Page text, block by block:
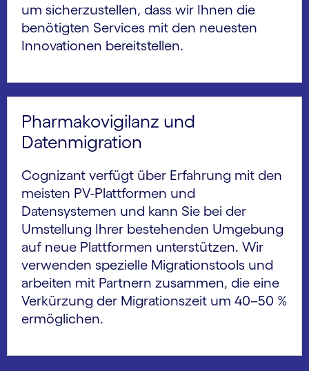
um sicherzustellen, dass wir Ihnen die
benötigten Services mit den neuesten
Innovationen bereitstellen.
Pharmakovigilanz und
Datenmigration
Cognizant verfügt über Erfahrung mit den
meisten PV-Plattformen und
Datensystemen und kann Sie bei der
Umstellung Ihrer bestehenden Umgebung
auf neue Plattformen unterstützen. Wir
verwenden spezielle Migrationstools und
arbeiten mit Partnern zusammen, die eine
Verkürzung der Migrationszeit um 40–50 %
ermöglichen.